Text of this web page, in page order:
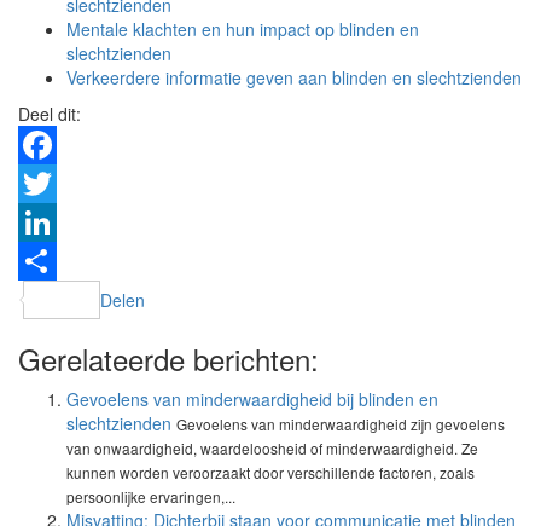
slechtzienden
Mentale klachten en hun impact op blinden en
slechtzienden
Verkeerdere informatie geven aan blinden en slechtzienden
Deel dit:
Facebook
Twitter
LinkedIn
Delen
Gerelateerde berichten:
Gevoelens van minderwaardigheid bij blinden en
slechtzienden Gevoelens van minderwaardigheid zijn gevoelens
van onwaardigheid, waardeloosheid of minderwaardigheid. Ze
kunnen worden veroorzaakt door verschillende factoren, zoals
persoonlijke ervaringen,...
Misvatting: Dichterbij staan voor communicatie met blinden